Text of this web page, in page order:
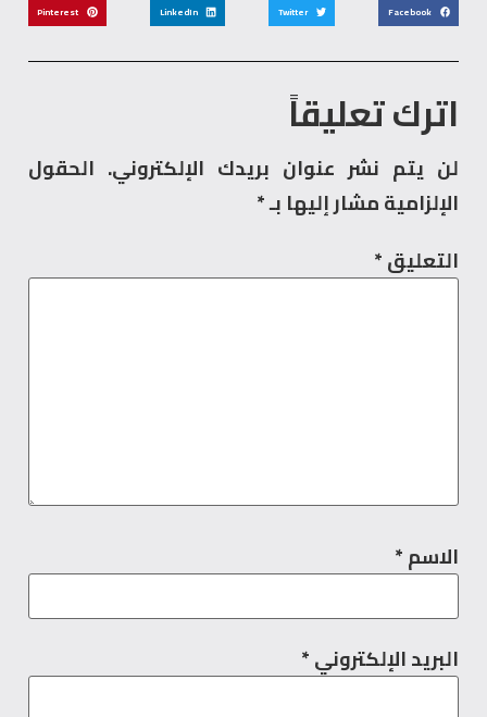
Facebook
Twitter
LinkedIn
Pinterest
اترك تعليقاً
لن يتم نشر عنوان بريدك الإلكتروني. الحقول
الإلزامية مشار إليها بـ *
التعليق*
الاسم*
البريد الإلكتروني*